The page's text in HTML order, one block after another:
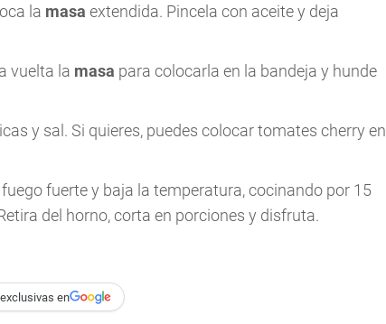
la masa extendida. Pincela con aceite y deja
vuelta la masa para colocarla en la bandeja y hunde
y sal. Si quieres, puedes colocar tomates cherry en
fuerte y baja la temperatura, cocinando por 15
del horno, corta en porciones y disfruta.
en